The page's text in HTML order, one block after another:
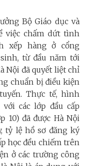
Bộ Giáo dục và
việc chấm dứt tình
xếp hàng ở cổng
từ đầu năm tới
Nội đã quyết liệt chỉ
chuẩn bị điều kiện
Thực tế, hình
các lớp đầu cấp
10) đã được Hà Nội
tỷ lệ hồ sơ đăng ký
học đều chiếm trên
ở các trường công